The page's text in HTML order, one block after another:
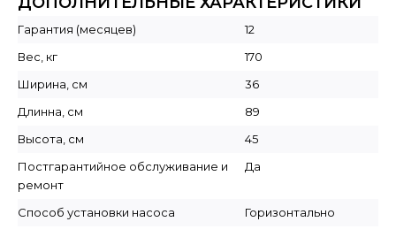
Гарантия (месяцев)
12
Вес, кг
170
Ширина, см
36
Длинна, см
89
Высота, см
45
Постгарантийное обслуживание и
ремонт
Да
Способ установки насоса Горизонтально